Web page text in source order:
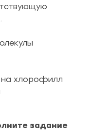
хлорофилл
задание